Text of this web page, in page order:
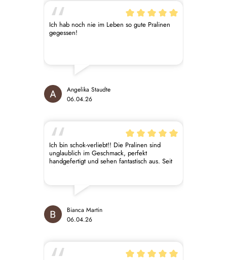
Ich hab noch nie im Leben so gute Pralinen
gegessen!
Angelika Staudte
06.04.26
Ich bin schok-verliebt!! Die Pralinen sind
unglaublich im Geschmack, perfekt
handgefertigt und sehen fantastisch aus. Seit
ich auf Laktose verzichten muss, sind diese
Osterschokolade meine Seelenrettung.
Absolute Empfehlung!
Bianca Martin
06.04.26